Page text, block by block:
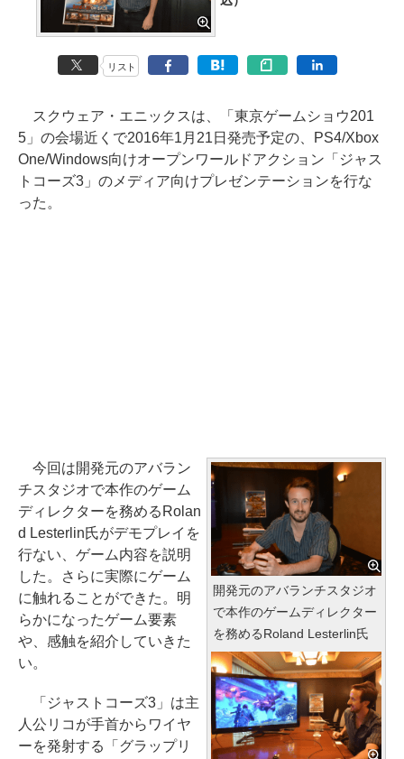
リスト
スクウェア・エニックスは、「東京ゲームショウ201
5」の会場近くで2016年1月21日発売予定の、PS4/Xbox
One/Windows向けオープンワールドアクション「ジャス
トコーズ3」のメディア向けプレゼンテーションを行な
った。
開発元のアバランチスタジオ
で本作のゲームディレクター
を務めるRoland Lesterlin氏
今回は開発元のアバラン
チスタジオで本作のゲーム
ディレクターを務めるRolan
d Lesterlin氏がデモプレイを
行ない、ゲーム内容を説明
した。さらに実際にゲーム
に触れることができた。明
らかになったゲーム要素
や、感触を紹介していきた
い。
「ジャストコーズ3」は主
人公リコが手首からワイヤ
ーを発射する「グラップリ